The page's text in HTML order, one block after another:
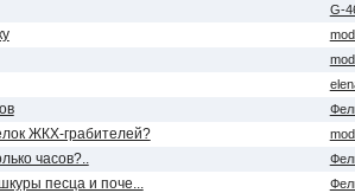
G-
ЖКХ-грабителей?
часов?..
песца и поче...